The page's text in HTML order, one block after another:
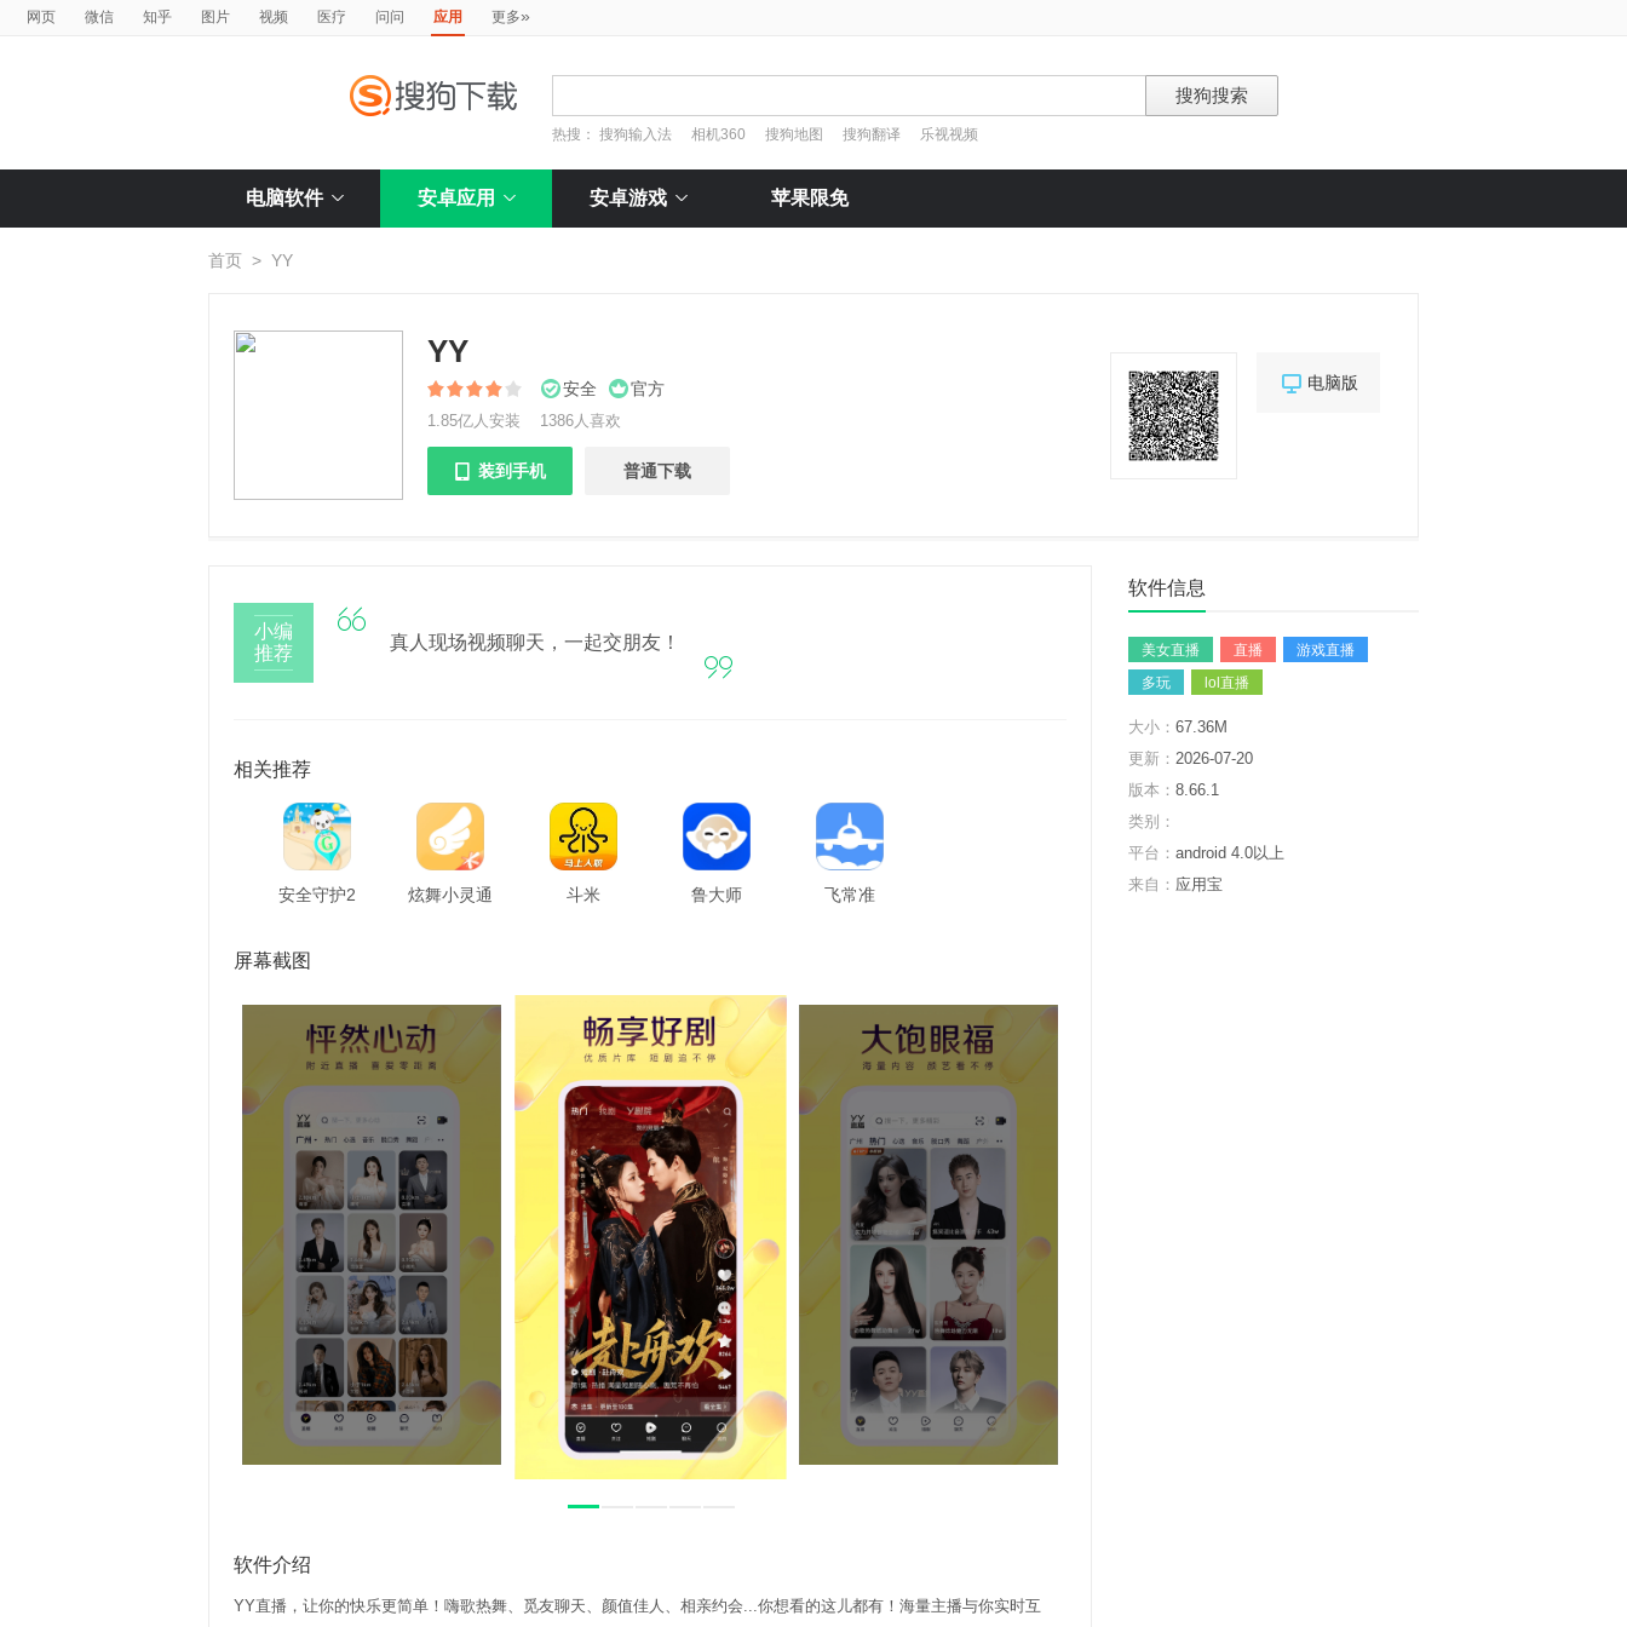
网页 微信 知乎 图片 视频 医疗 问问 应用 更多»
热搜： 搜狗输入法 相机360 搜狗地图 搜狗翻译 乐视视频
电脑软件 安卓应用 安卓游戏 苹果限免
首页 > YY
 电脑版
YY
安全 官方
1.85亿人安装 1386人喜欢
 装到手机 普通下载
小编
推荐

真人现场视频聊天，一起交朋友！

相关推荐
安全守护2 炫舞小灵通 斗米 鲁大师 飞常准
屏幕截图
软件介绍
YY直播，让你的快乐更简单！嗨歌热舞、觅友聊天、颜值佳人、相亲约会...你想看的这儿都有！海量主播与你实时互
软件信息
美女直播 直播
游戏直播
多玩
lol直播
大小： 67.36M
更新： 2026-07-20
版本： 8.66.1
类别：
平台： android 4.0以上
来自： 应用宝